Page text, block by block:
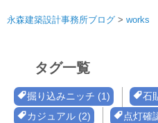
永森建築設計事務所ブログ > works
タグ一覧
掘り込みニッチ (1) 石
カジュアル (2)
点灯確